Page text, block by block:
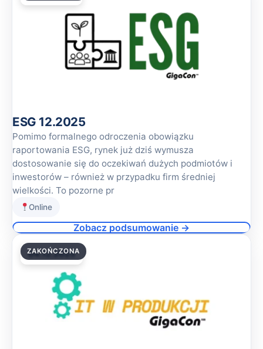
ESG 12.2025
Pomimo formalnego odroczenia obowiązku
raportowania ESG, rynek już dziś wymusza
dostosowanie się do oczekiwań dużych podmiotów i
inwestorów – również w przypadku firm średniej
wielkości. To pozorne pr
Online
Zobacz podsumowanie →
04.12.2025
ZAKOŃCZONA